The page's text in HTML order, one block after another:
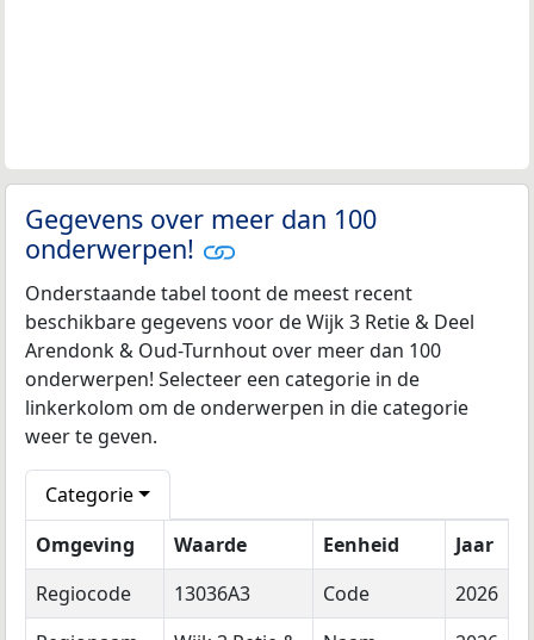
Gegevens over meer dan 100
onderwerpen!
Onderstaande tabel toont de meest recent
beschikbare gegevens voor de Wijk 3 Retie & Deel
Arendonk & Oud-Turnhout over meer dan 100
onderwerpen! Selecteer een categorie in de
linkerkolom om de onderwerpen in die categorie
weer te geven.
Categorie
Omgeving
Waarde Eenheid
Jaar
Regiocode
13036A3 Code
2026